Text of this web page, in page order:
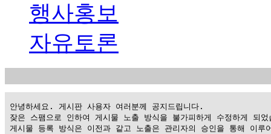
행사홍보
자유토론
안녕하세요. 게시판 사용자 여러분께 공지드립니다.
잦은 스팸으로 인하여 게시물 노출 방식을 불가피하게 수정하게 되었
게시물 등록 방식은 이전과 같고 노출은 관리자의 승인을 통해 이루